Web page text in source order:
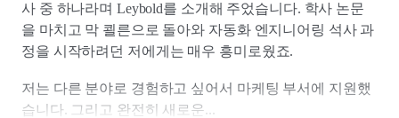
사 중 하나라며 Leybold를 소개해 주었습니다. 학사 논문
을 마치고 막 쾰른으로 돌아와 자동화 엔지니어링 석사 과
정을 시작하려던 저에게는 매우 흥미로웠죠.
저는 다른 분야로 경험하고 싶어서 마케팅 부서에 지원했
습니다. 그리고 완전히 새로운...